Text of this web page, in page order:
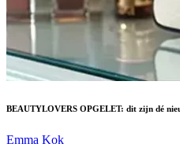
BEAUTYLOVERS OPGELET: dit zijn dé
Emma Kok